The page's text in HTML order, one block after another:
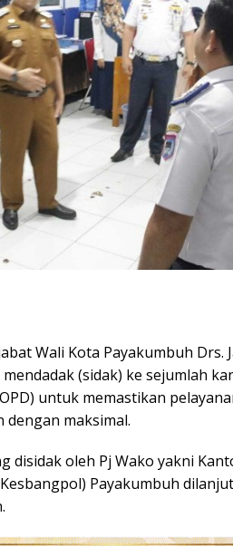
Wali Kota Payakumbuh Drs.
(sidak) ke sejumlah
untuk memastikan
dengan maksimal.
disidak oleh Pj Wako yakni
Payakumbuh